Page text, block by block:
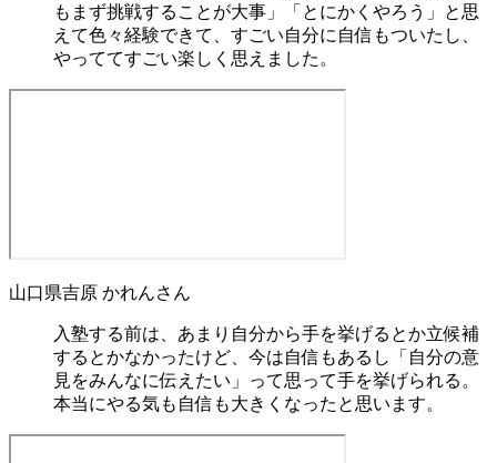
もまず挑戦することが大事」「とにかくやろう」と思
えて色々経験できて、すごい自分に自信もついたし、
やっててすごい楽しく思えました。
山口県吉原 かれんさん
入塾する前は、あまり自分から手を挙げるとか立候補
するとかなかったけど、今は自信もあるし「自分の意
見をみんなに伝えたい」って思って手を挙げられる。
本当にやる気も自信も大きくなったと思います。